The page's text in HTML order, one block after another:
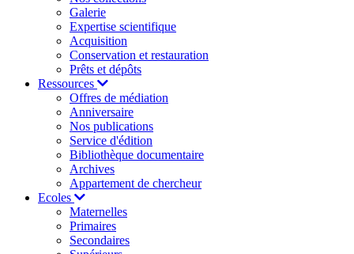
Galerie
Expertise scientifique
Acquisition
Conservation et restauration
Prêts et dépôts
Ressources
Offres de médiation
Anniversaire
Nos publications
Service d'édition
Bibliothèque documentaire
Archives
Appartement de chercheur
Ecoles
Maternelles
Primaires
Secondaires